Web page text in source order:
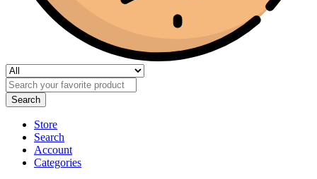
Search
Store
Search
Account
Categories